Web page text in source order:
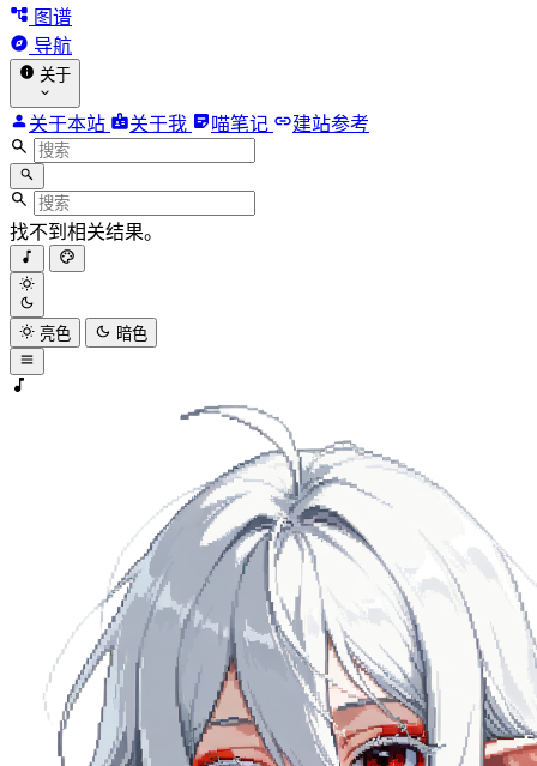
图谱
导航
关于
关于本站 关于我 喵笔记 建站参考
找不到相关结果。
亮色 暗色